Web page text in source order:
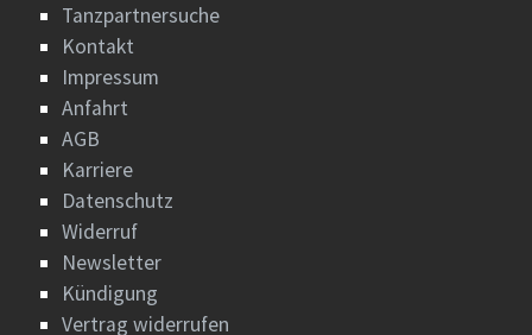
Tanzpartnersuche
Kontakt
Impressum
Anfahrt
AGB
Karriere
Datenschutz
Widerruf
Newsletter
Kündigung
Vertrag widerrufen